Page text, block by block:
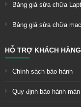
Bảng giá sửa chữa
Bảng giá sửa chữa
HỖ TRỢ KHÁCH HÀNG
Chính sách bảo hành
Quy định bảo hành